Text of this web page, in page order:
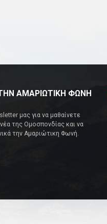
ΑΜΑΡΙΩΤΙΚΗ ΦΩΝΗ
μας για να μαθαίνετε
της Ομοσπονδίας και να
την Αμαριώτικη Φωνή.